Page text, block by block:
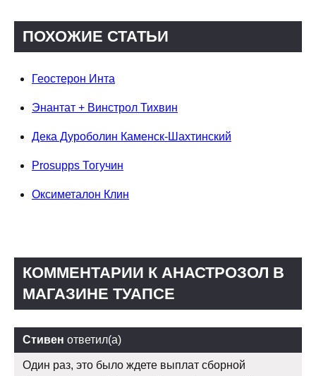
ПОХОЖИЕ СТАТЬИ
Геостерон Инта
Энантат + Винстрол Тихвин
Дека Дуроболин Каменск-Шахтинский
Prosupps Тогучин
Оксиметалон Клин
КОММЕНТАРИИ К АНАСТРОЗОЛ В
МАГАЗИНЕ ТУАПСЕ
Стивен ответил(а)
Один раз, это было ждете выплат сборной